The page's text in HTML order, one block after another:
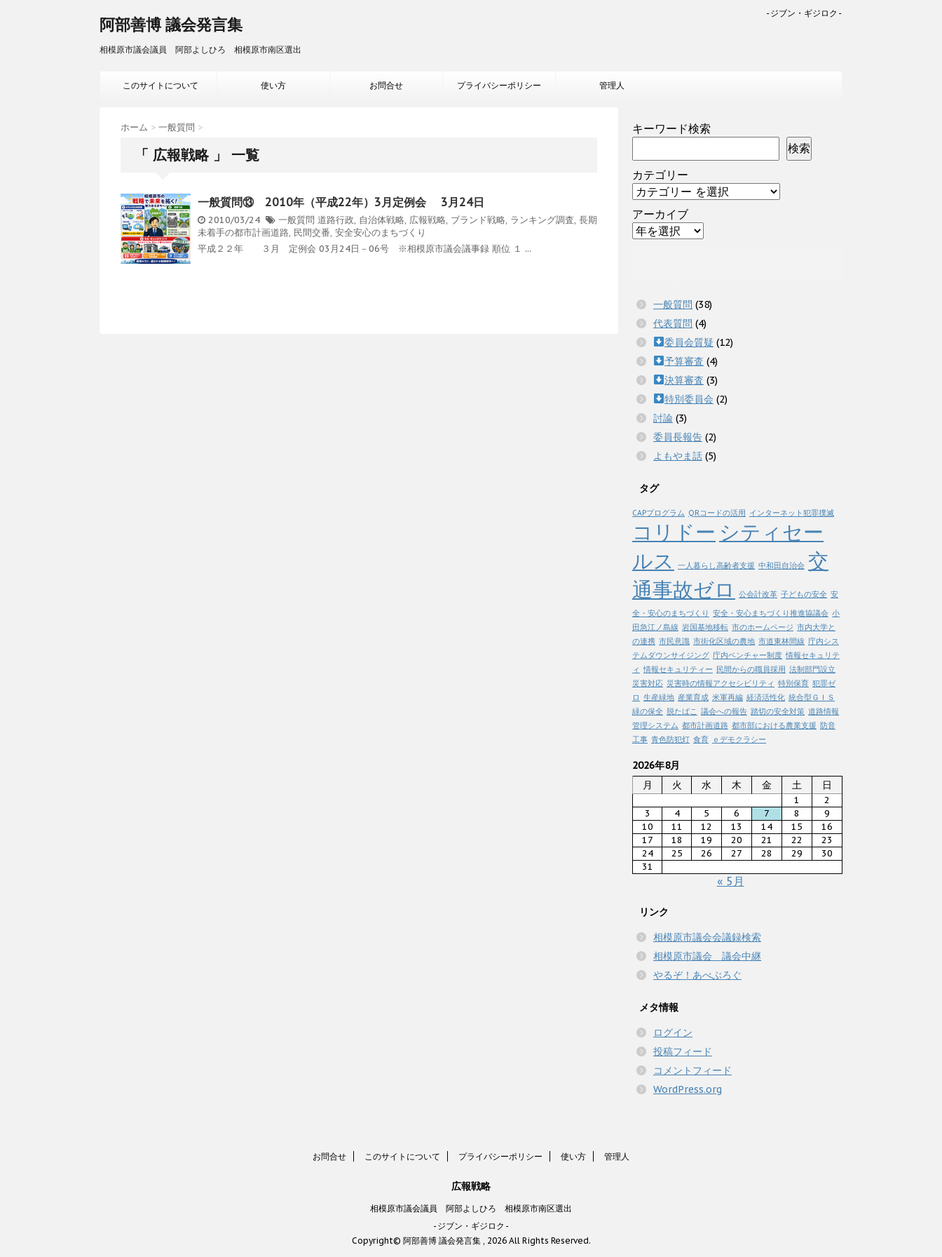
阿部善博 議会発言集
相模原市議会議員 阿部よしひろ 相模原市南区選出
-ジブン・ギジロク-
このサイトについて 使い方 お問合せ プライバシーポリシー 管理人
ホーム > 一般質問 >
「 広報戦略 」 一覧
一般質問⑬ 2010年（平成22年）3月定例会 3月24日
2010/03/24 一般質問 道路行政, 自治体戦略, 広報戦略, ブランド戦略, ランキング調査, 長期
未着手の都市計画道路, 民間交番, 安全安心のまちづくり
平成２２年 ３月 定例会 03月24日－06号 ※相模原市議会議事録 順位 １ ...
キーワード検索
検索
カテゴリー
アーカイブ
一般質問 (38)
代表質問 (4)
委員会質疑 (12)
予算審査 (4)
決算審査 (3)
特別委員会 (2)
討論 (3)
委員長報告 (2)
よもやま話 (5)
タグ
CAPプログラム QRコードの活用 インターネット犯罪撲滅
コリドー シティセー
ルス
一人暮らし高齢者支援 中和田自治会 交
通事故ゼロ
公会計改革 子どもの安全 安
全・安心のまちづくり 安全・安心まちづくり推進協議会 小
田急江ノ島線 岩国基地移転 市のホームページ 市内大学と
の連携 市民意識 市街化区域の農地 市道東林間線 庁内シス
テムダウンサイジング 庁内ベンチャー制度 情報セキュリテ
ィ 情報セキュリティー 民間からの職員採用 法制部門設立
災害対応 災害時の情報アクセシビリティ 特別保育 犯罪ゼ
ロ 生産緑地 産業育成 米軍再編 経済活性化 統合型ＧＩＳ
緑の保全 脱たばこ 議会への報告 踏切の安全対策 道路情報
管理システム 都市計画道路 都市部における農業支援 防音
工事 青色防犯灯 食育 ｅデモクラシー
2026年8月
月
火 水 木 金 土 日
1
2
3
4 5 6 7 8
9
10
11 12 13 14 15
16
17
18 19 20 21 22
23
24
25 26 27 28 29
30
31
« 5月
リンク
相模原市議会会議録検索
相模原市議会 議会中継
やるぞ！あべぶろぐ
メタ情報
ログイン
投稿フィード
コメントフィード
WordPress.org
お問合せ このサイトについて プライバシーポリシー 使い方 管理人
広報戦略
相模原市議会議員 阿部よしひろ 相模原市南区選出
-ジブン・ギジロク-
Copyright© 阿部善博 議会発言集 , 2026 All Rights Reserved.